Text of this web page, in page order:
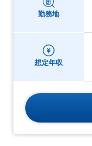
勤務地
想定年収